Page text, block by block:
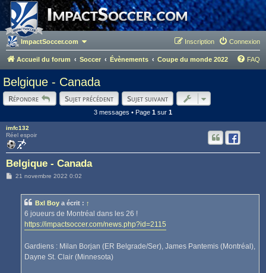
ImpactSoccer.com Connexion
Inscription
Accueil du forum Soccer Évènements Coupe du monde 2022 FAQ
Belgique - Canada
Répondre Sujet précédent Sujet suivant
3 messages • Page 1 sur 1
imfc132
Réel espoir
Belgique - Canada
M21 novembre 2022 0:02
Bxl Boy a écrit : ↑
6 joueurs de Montréal dans les 26 !
https://impactsoccer.com/news.php?id=2115
Gardiens : Milan Borjan (ER Belgrade/Ser), James Pantemis (Montréal),
Dayne St. Clair (Minnesota)